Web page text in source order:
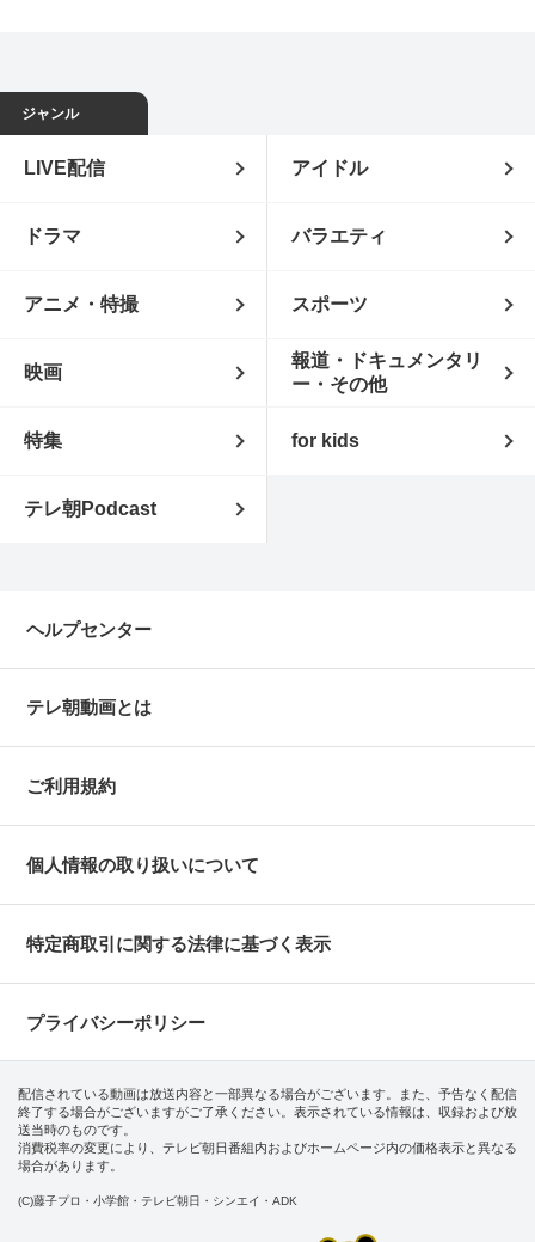
ジャンル
LIVE配信 アイドル
ドラマ バラエティ
アニメ・特撮 スポーツ
映画
報道・ドキュメンタリ
ー・その他
特集 for kids
テレ朝Podcast
ヘルプセンター
テレ朝動画とは
ご利用規約
個人情報の取り扱いについて
特定商取引に関する法律に基づく表示
プライバシーポリシー
配信されている動画は放送内容と一部異なる場合がございます。また、予告なく配信
終了する場合がございますがご了承ください。表示されている情報は、収録および放
送当時のものです。
消費税率の変更により、テレビ朝日番組内およびホームページ内の価格表示と異なる
場合があります。
(C)藤子プロ・小学館・テレビ朝日・シンエイ・ADK